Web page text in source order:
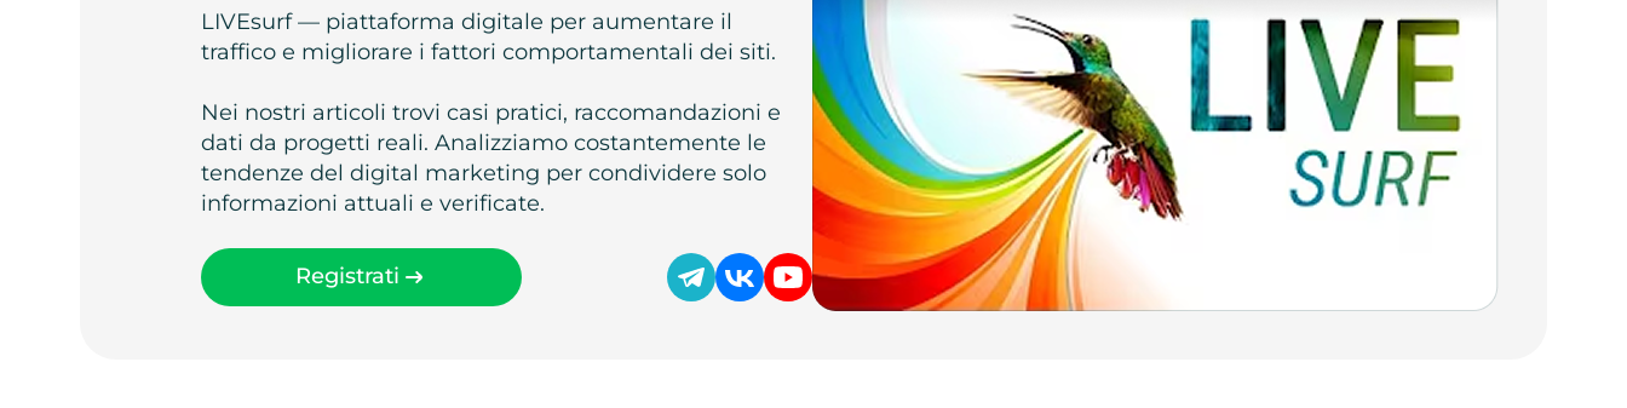
LIVEsurf — piattaforma digitale per aumentare il
traffico e migliorare i fattori comportamentali dei siti.
Nei nostri articoli trovi casi pratici, raccomandazioni e
dati da progetti reali. Analizziamo costantemente le
tendenze del digital marketing per condividere solo
informazioni attuali e verificate.
Registrati